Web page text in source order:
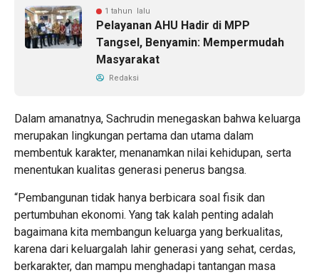
1 tahun lalu
Pelayanan AHU Hadir di MPP
Tangsel, Benyamin: Mempermudah
Masyarakat
Redaksi
Dalam amanatnya, Sachrudin menegaskan bahwa keluarga
merupakan lingkungan pertama dan utama dalam
membentuk karakter, menanamkan nilai kehidupan, serta
menentukan kualitas generasi penerus bangsa.
“Pembangunan tidak hanya berbicara soal fisik dan
pertumbuhan ekonomi. Yang tak kalah penting adalah
bagaimana kita membangun keluarga yang berkualitas,
karena dari keluargalah lahir generasi yang sehat, cerdas,
berkarakter, dan mampu menghadapi tantangan masa